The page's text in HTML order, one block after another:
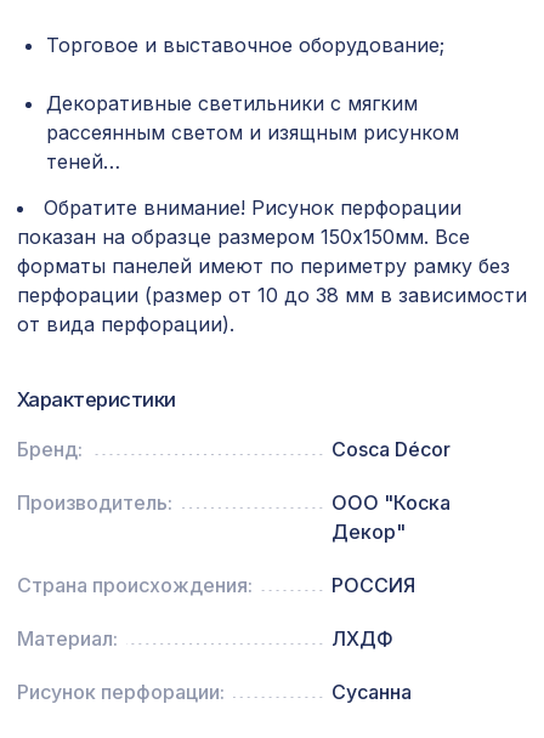
Перфорированная панель КВАДРО
10-20, 1000х680мм, ХДФ, клён
Перфорированная панель ДЕДАЛО,
1200х600мм, ХДФ, белая
1030х695мм, ХДФ, без отделки
Консоль для архитектурного бруса
135х85мм, серый кипарис
592 ₽
Перфорированная панель ГОТИКА,
Натуральные обои Cosca Арабеско
Торговое и выставочное оборудование;
Декоративные светильники с мягким
рассеянным светом и изящным рисунком
теней…
Обратите внимание! Рисунок перфорации
показан на образце размером 150х150мм. Все
форматы панелей имеют по периметру рамку без
перфорации (размер от 10 до 38 мм в зависимости
от вида перфорации).
Характеристики
Бренд: Cosca Décor
Производитель:
ООО "Коска
Декор"
Страна происхождения: РОССИЯ
Материал: ЛХДФ
Рисунок перфорации: Сусанна